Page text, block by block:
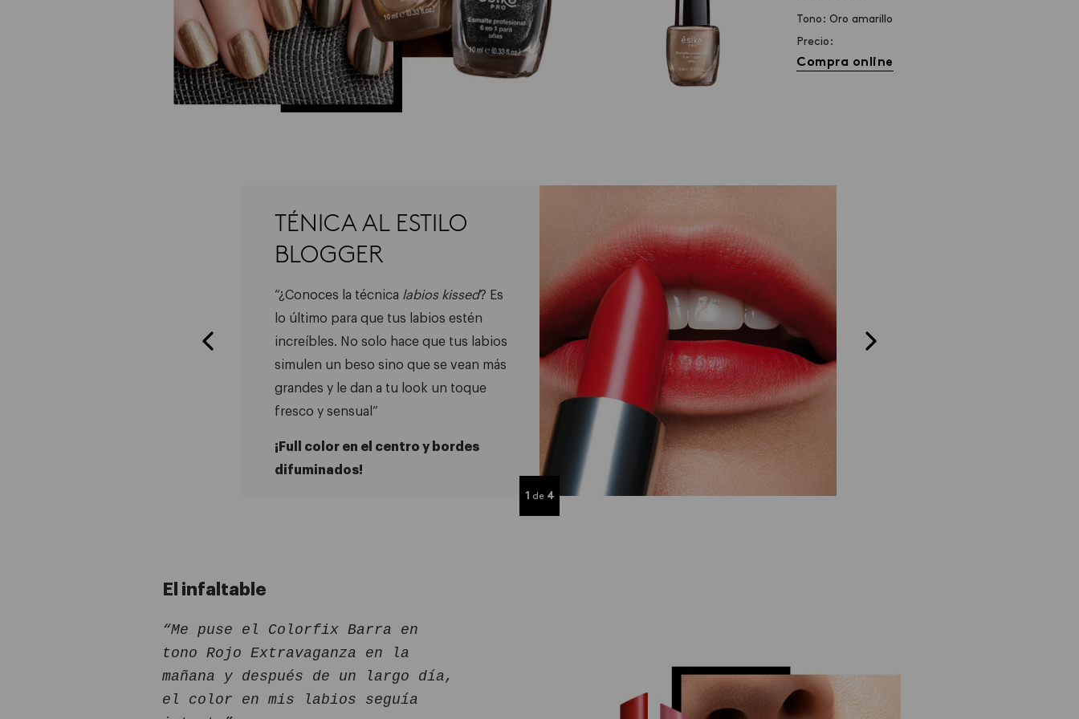
Tono: Oro amarillo
Precio:
Compra online
TÉNICA AL ESTILO
BLOGGER
“¿Conoces la técnica labios kissed? Es
lo último para que tus labios estén
increíbles. No solo hace que tus labios
simulen un beso sino que se vean más
grandes y le dan a tu look un toque
fresco y sensual”
¡Full color en el centro y bordes
difuminados!
PASO 01
Aplica color en El Centro de ambos
labios con el labial HD Longwear o el
delineador de labios.
Junta tus labios y aplica en los
1 de 4
El infaltable
“Me puse el Colorfix Barra en
tono Rojo Extravaganza en la
mañana y después de un largo día,
el color en mis labios seguía